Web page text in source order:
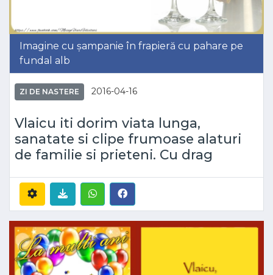
Imagine cu șampanie în frapieră cu pahare pe
fundal alb
ZI DE NASTERE 2016-04-16
Vlaicu iti dorim viata lunga,
sanatate si clipe frumoase alaturi
de familie si prieteni. Cu drag